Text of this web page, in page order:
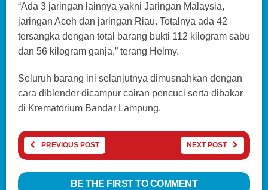
“Ada 3 jaringan lainnya yakni Jaringan Malaysia,
jaringan Aceh dan jaringan Riau. Totalnya ada 42
tersangka dengan total barang bukti 112 kilogram sabu
dan 56 kilogram ganja,” terang Helmy.
Seluruh barang ini selanjutnya dimusnahkan dengan
cara diblender dicampur cairan pencuci serta dibakar
di Krematorium Bandar Lampung.
PREVIOUS POST NEXT POST
BE THE FIRST TO COMMENT